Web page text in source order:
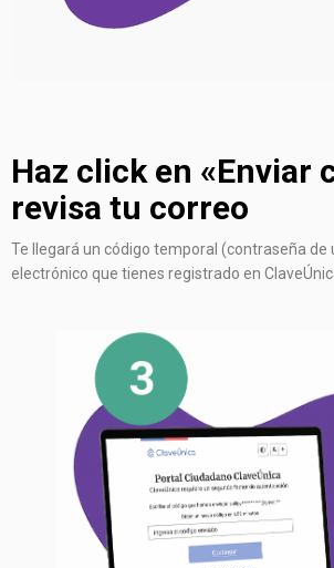
Haz click en «Enviar
revisa tu correo
Te llegará un código temporal (contraseña de
electrónico que tienes registrado en